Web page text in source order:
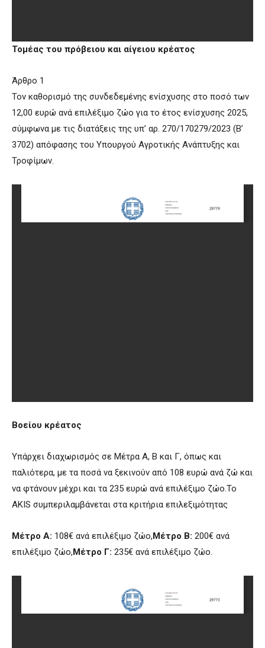
Τομέας του πρόβειου και αίγειου κρέατος
Άρθρο 1
Τον καθορισμό της συνδεδεμένης ενίσχυσης στο ποσό των
12,00 ευρώ ανά επιλέξιμο ζώο για το έτος ενίσχυσης 2025,
σύμφωνα με τις διατάξεις της υπ’ αρ. 270/170279/2023 (Β’
3702) απόφασης του Υπουργού Αγροτικής Ανάπτυξης και
Τροφίμων.
Βοείου κρέατος
Υπάρχει διαχωρισμός σε Μέτρα Α, Β και Γ, όπως και
παλιότερα, με τα ποσά να ξεκινούν από 108 ευρώ ανά ζώ και
να φτάνουν μέχρι και τα 235 ευρώ ανά επιλέξιμο ζώο.Το
AKIS συμπεριλαμβάνεται στα κριτήρια επιλεξιμότητας
Μέτρο Α: 108€ ανά επιλέξιμο ζώο,Μέτρο Β: 200€ ανά
επιλέξιμο ζώο,Μέτρο Γ: 235€ ανά επιλέξιμο ζώο.